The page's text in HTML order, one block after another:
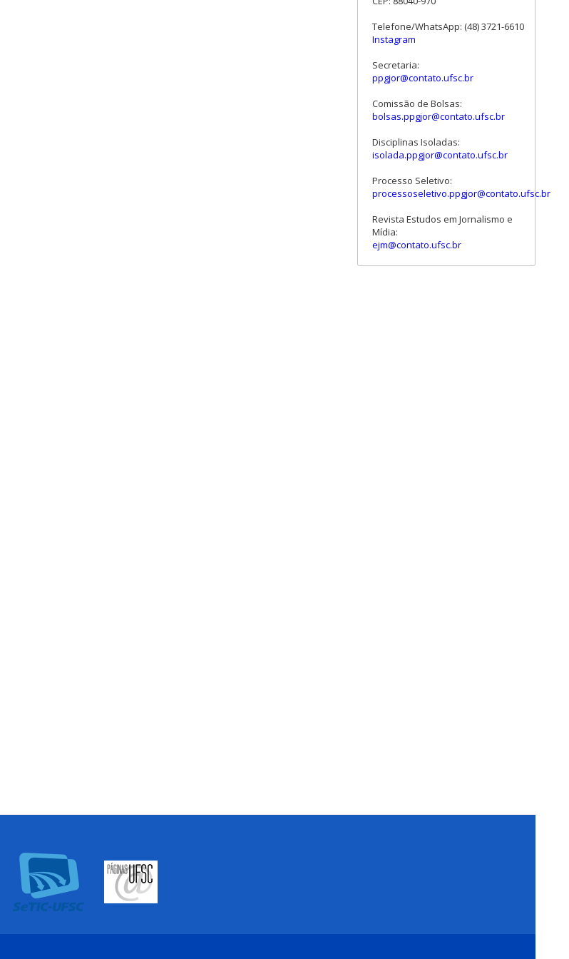
Telefone/WhatsApp: (48) 3721-6610
Instagram
Secretaria:
ppgjor@contato.ufsc.br
Comissão de Bolsas:
bolsas.ppgjor@contato.ufsc.br
Disciplinas Isoladas:
isolada.ppgjor@contato.ufsc.br
Processo Seletivo:
processoseletivo.ppgjor@contato.ufsc.br
Revista Estudos em Jornalismo e
Mídia:
ejm@contato.ufsc.br